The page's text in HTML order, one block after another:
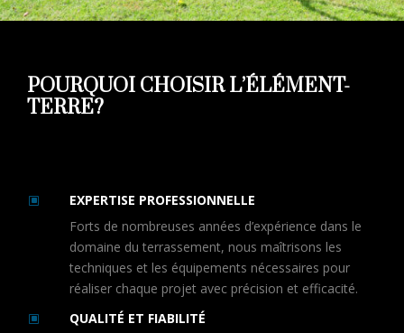
POURQUOI CHOISIR L’ÉLÉMENT-
TERRE?
W
EXPERTISE PROFESSIONNELLE
Forts de nombreuses années d’expérience dans le
domaine du terrassement, nous maîtrisons les
techniques et les équipements nécessaires pour
réaliser chaque projet avec précision et efficacité.
W
QUALITÉ ET FIABILITÉ